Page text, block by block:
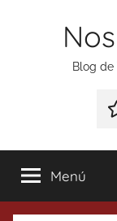
Blog de
Menú